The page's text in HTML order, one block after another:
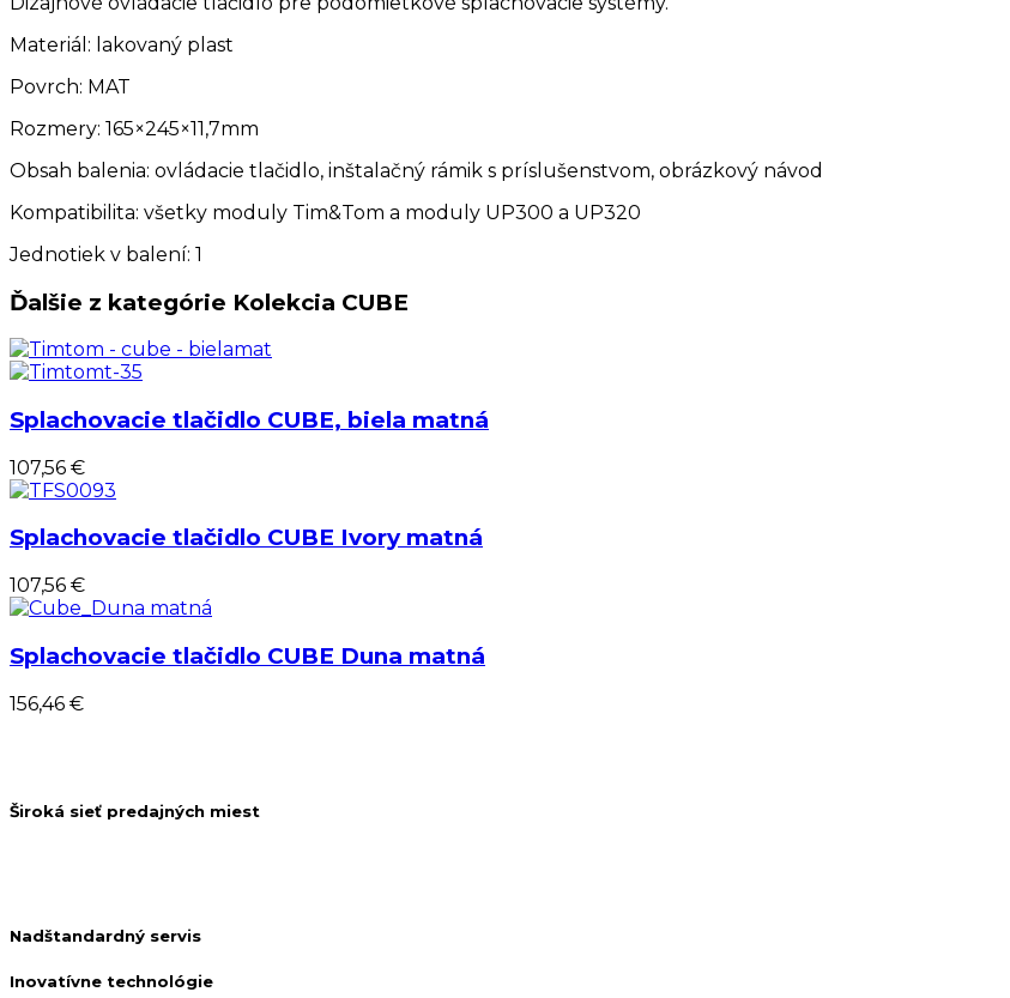
Materiál: lakovaný plast
Povrch: MAT
Rozmery: 165×245×11,7mm
Obsah balenia: ovládacie tlačidlo, inštalačný rámik s príslušenstvom, obrázkový návod
Kompatibilita: všetky moduly Tim&Tom a moduly UP300 a UP320
Jednotiek v balení: 1
Ďalšie z kategórie Kolekcia CUBE
Splachovacie tlačidlo CUBE, biela matná
107,56 €
Splachovacie tlačidlo CUBE Ivory matná
107,56 €
Splachovacie tlačidlo CUBE Duna matná
156,46 €
Široká sieť predajných miest
Nadštandardný servis
Inovatívne technológie